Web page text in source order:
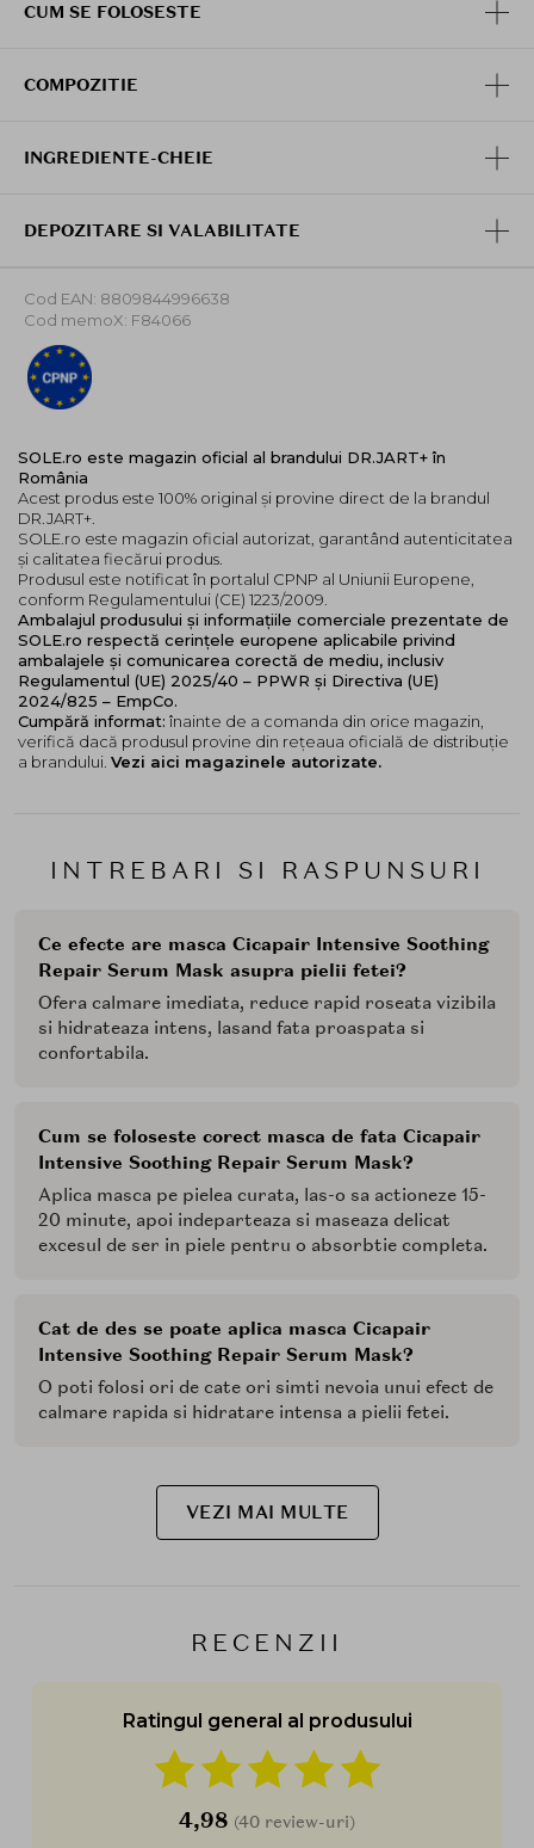
INTREBARI SI RASPUNSURI
Ce efecte are masca Cicapair Intensive Soothing
Repair Serum Mask asupra pielii fetei?
Ofera calmare imediata, reduce rapid roseata vizibila
si hidrateaza intens, lasand fata proaspata si
confortabila.
Cum se foloseste corect masca de fata Cicapair
Intensive Soothing Repair Serum Mask?
Aplica masca pe pielea curata, las-o sa actioneze 15-
20 minute, apoi indeparteaza si maseaza delicat
excesul de ser in piele pentru o absorbtie completa.
Cat de des se poate aplica masca Cicapair
Intensive Soothing Repair Serum Mask?
O poti folosi ori de cate ori simti nevoia unui efect de
calmare rapida si hidratare intensa a pielii fetei.
VEZI MAI MULTE
vizibil mai calma intr-un timp scurt. Este ideala pentru
instantanee*)
impotriva factorilor externi
dermatologic
Ofera un efect de racorire intens pentru
*Test clinic realizat pe 33 de femei (23-59 ani), cu
masuratori imediat dupa o singura utilizare.
**Masuratori efectuate la 1 ora dupa utilizare.
Ingrediente principale:
Cica Complex: Cunoscuta pentru proprietatile
sale calmante,Centella Asiatica
si roseata si ajuta la regenerarea pielii.
Peptide R-Protecter: Stimuleaza eficienta
ingredientelor calmante si imbunatateste
rezilienta pielii impotriva agresorilor externi.
Alantoina: Stimuleaza hidratarea rapida si ajuta
la intarirea barierei cutanate, facand pielea mai
rezistenta si mai catifelata.
Formulata fara:Parabeni, formaldehide, ftalati, uleiuri
Aplica masca pe fata curata si las-o sa actioneze timp
Utilizeaza-o ori de cate ori simti nevoia de calmare si
hidratare intensa.
CUM SE FOLOSESTE
COMPOZITIE
INGREDIENTE-CHEIE
DEPOZITARE SI VALABILITATE
Cod EAN: 8809844996638
Cod memoX: F84066
SOLE.ro este magazin oficial al brandului DR.JART+ în
România
Acest produs este 100% original și provine direct de la brandul
DR.JART+.
SOLE.ro este magazin oficial autorizat, garantând autenticitatea
și calitatea fiecărui produs.
Produsul este notificat în portalul CPNP al Uniunii Europene,
conform Regulamentului (CE) 1223/2009.
Ambalajul produsului și informațiile comerciale prezentate de
SOLE.ro respectă cerințele europene aplicabile privind
ambalajele și comunicarea corectă de mediu, inclusiv
Regulamentul (UE) 2025/40 – PPWR și Directiva (UE)
2024/825 – EmpCo.
Cumpără informat: înainte de a comanda din orice magazin,
verifică dacă produsul provine din rețeaua oficială de distribuție
a brandului. Vezi aici magazinele autorizate.
RECENZII
Ratingul general al produsului
4,98 (40 review-uri)